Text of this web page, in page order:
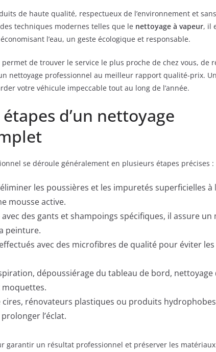
de haute qualité, respectueux de l’environnement et
techniques modernes telles que le nettoyage à vapeur, il
l’eau, un geste écologique et responsable.
de trouver le service le plus proche de chez vous, de
nettoyage professionnel au meilleur rapport qualité-prix.
votre véhicule impeccable tout au long de l’année.
d’un nettoyage
se déroule généralement en plusieurs étapes précises :
les poussières et les impuretés superficielles à
mousse active.
avec des gants et shampoings spécifiques, il assure un
peinture.
avec des microfibres de qualité pour éviter
dépoussiérage du tableau de bord, nettoyage
moquettes.
cires, rénovateurs plastiques ou produits
l’éclat.
garantir un résultat professionnel et préserver les